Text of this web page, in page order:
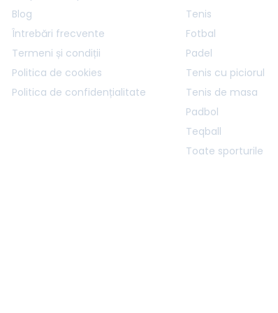
Blog
Întrebări frecvente
Termeni și condiții
Politica de cookies
Politica de confidențialitate
Tenis
Fotbal
Padel
Tenis cu piciorul
Tenis de masa
Padbol
Teqball
Toate sporturile